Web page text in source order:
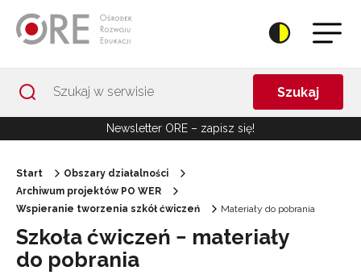
Szukaj
Newsletter ORE – zapisz się!
Start
Obszary działalności
Archiwum projektów PO WER
Wspieranie tworzenia szkół ćwiczeń
Materiały do pobrania
Szkoła ćwiczeń − materiały
do pobrania